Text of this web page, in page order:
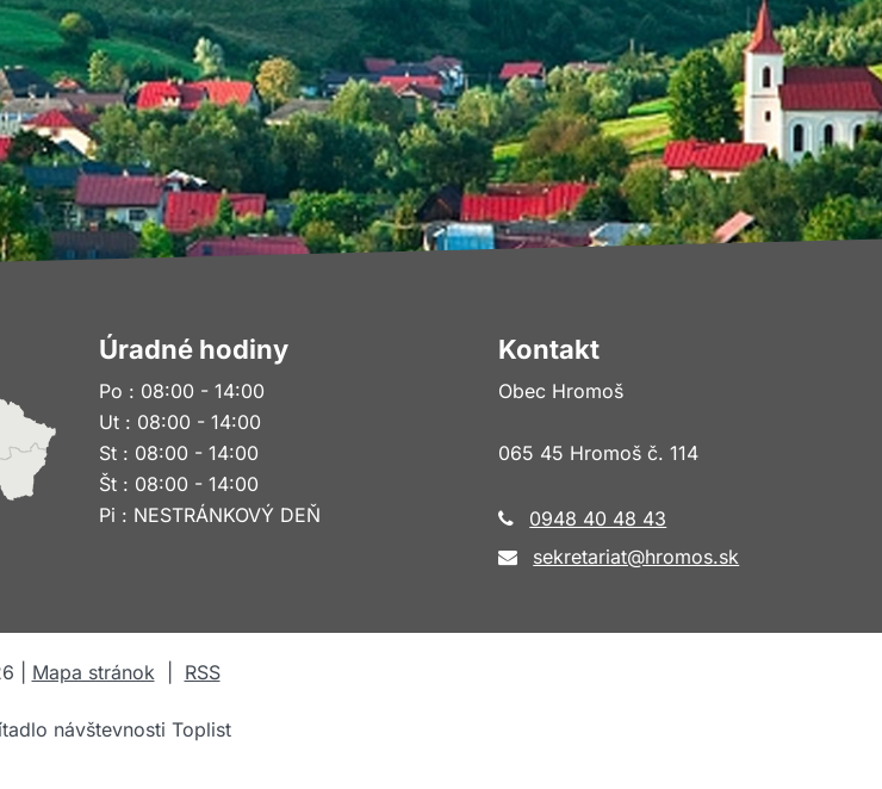
Úradné hodiny
Po : 08:00 - 14:00
Ut : 08:00 - 14:00
St : 08:00 - 14:00
Št : 08:00 - 14:00
Pi : NESTRÁNKOVÝ DEŇ
Kontakt
Obec Hromoš
065 45 Hromoš č. 114
0948 40 48 43
sekretariat@hromos.sk
Mapa stránok| RSS